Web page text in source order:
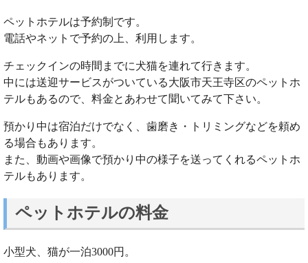
ペットホテルは予約制です。
電話やネットで予約の上、利用します。
チェックインの時間までに犬猫を連れて行きます。
中には送迎サービスがついている大阪市天王寺区のペットホ
テルもあるので、料金とあわせて聞いてみて下さい。
預かり中は宿泊だけでなく、歯磨き・トリミングなどを頼め
る場合もあります。
また、動画や画像で預かり中の様子を送ってくれるペットホ
テルもあります。
ペットホテルの料金
小型犬、猫が一泊3000円。